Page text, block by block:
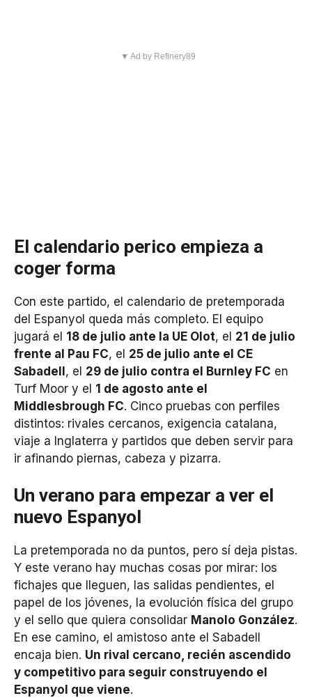
▼ Ad by Refinery89
El calendario perico empieza a
coger forma
Con este partido, el calendario de pretemporada
del Espanyol queda más completo. El equipo
jugará el 18 de julio ante la UE Olot, el 21 de julio
frente al Pau FC, el 25 de julio ante el CE
Sabadell, el 29 de julio contra el Burnley FC en
Turf Moor y el 1 de agosto ante el
Middlesbrough FC. Cinco pruebas con perfiles
distintos: rivales cercanos, exigencia catalana,
viaje a Inglaterra y partidos que deben servir para
ir afinando piernas, cabeza y pizarra.
Un verano para empezar a ver el
nuevo Espanyol
La pretemporada no da puntos, pero sí deja pistas.
Y este verano hay muchas cosas por mirar: los
fichajes que lleguen, las salidas pendientes, el
papel de los jóvenes, la evolución física del grupo
y el sello que quiera consolidar Manolo González.
En ese camino, el amistoso ante el Sabadell
encaja bien. Un rival cercano, recién ascendido
y competitivo para seguir construyendo el
Espanyol que viene.